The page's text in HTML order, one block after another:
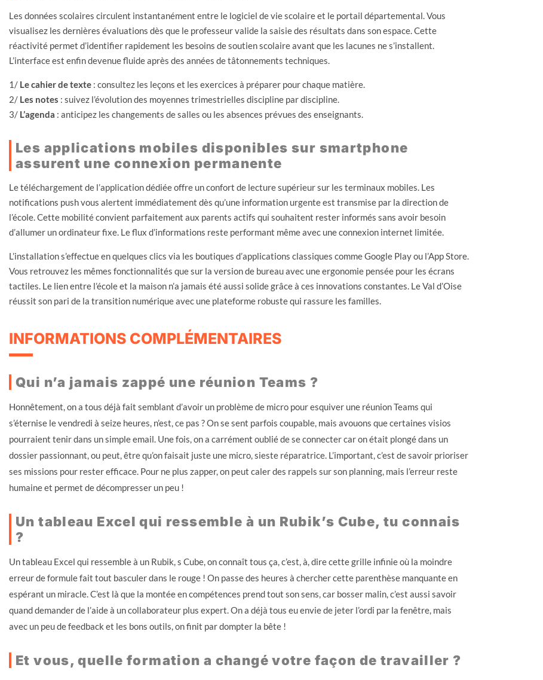
Les données scolaires circulent instantanément entre le logiciel de vie scolaire et le portail départemental. Vous
visualisez les dernières évaluations dès que le professeur valide la saisie des résultats dans son espace. Cette
réactivité permet d’identifier rapidement les besoins de soutien scolaire avant que les lacunes ne s’installent.
L’interface est enfin devenue fluide après des années de tâtonnements techniques.
1/ Le cahier de texte : consultez les leçons et les exercices à préparer pour chaque matière.
2/ Les notes : suivez l’évolution des moyennes trimestrielles discipline par discipline.
3/ L’agenda : anticipez les changements de salles ou les absences prévues des enseignants.
Les applications mobiles disponibles sur smartphone
assurent une connexion permanente
Le téléchargement de l’application dédiée offre un confort de lecture supérieur sur les terminaux mobiles. Les
notifications push vous alertent immédiatement dès qu’une information urgente est transmise par la direction de
l’école. Cette mobilité convient parfaitement aux parents actifs qui souhaitent rester informés sans avoir besoin
d’allumer un ordinateur fixe. Le flux d’informations reste performant même avec une connexion internet limitée.
L’installation s’effectue en quelques clics via les boutiques d’applications classiques comme Google Play ou l’App Store.
Vous retrouvez les mêmes fonctionnalités que sur la version de bureau avec une ergonomie pensée pour les écrans
tactiles. Le lien entre l’école et la maison n’a jamais été aussi solide grâce à ces innovations constantes. Le Val d’Oise
réussit son pari de la transition numérique avec une plateforme robuste qui rassure les familles.
INFORMATIONS COMPLÉMENTAIRES
Qui n’a jamais zappé une réunion Teams ?
Honnêtement, on a tous déjà fait semblant d’avoir un problème de micro pour esquiver une réunion Teams qui
s’éternise le vendredi à seize heures, n’est, ce pas ? On se sent parfois coupable, mais avouons que certaines visios
pourraient tenir dans un simple email. Une fois, on a carrément oublié de se connecter car on était plongé dans un
dossier passionnant, ou peut, être qu’on faisait juste une micro, sieste réparatrice. L’important, c’est de savoir prioriser
ses missions pour rester efficace. Pour ne plus zapper, on peut caler des rappels sur son planning, mais l’erreur reste
humaine et permet de décompresser un peu !
Un tableau Excel qui ressemble à un Rubik’s Cube, tu connais
?
Un tableau Excel qui ressemble à un Rubik, s Cube, on connaît tous ça, c’est, à, dire cette grille infinie où la moindre
erreur de formule fait tout basculer dans le rouge ! On passe des heures à chercher cette parenthèse manquante en
espérant un miracle. C’est là que la montée en compétences prend tout son sens, car bosser malin, c’est aussi savoir
quand demander de l’aide à un collaborateur plus expert. On a déjà tous eu envie de jeter l’ordi par la fenêtre, mais
avec un peu de feedback et les bons outils, on finit par dompter la bête !
Et vous, quelle formation a changé votre façon de travailler ?